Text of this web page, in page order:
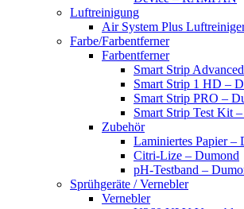
Luftreinigung
Air System Plus
Farbe/Farbentferner
Farbentferner
Smart Strip
Smart Strip 1 HD –
Smart Strip PRO –
Smart Strip Test Kit
Zubehör
Laminiertes Papier –
Citri-Lize – Dumond
pH-Testband –
Sprühgeräte / Vernebler
Vernebler